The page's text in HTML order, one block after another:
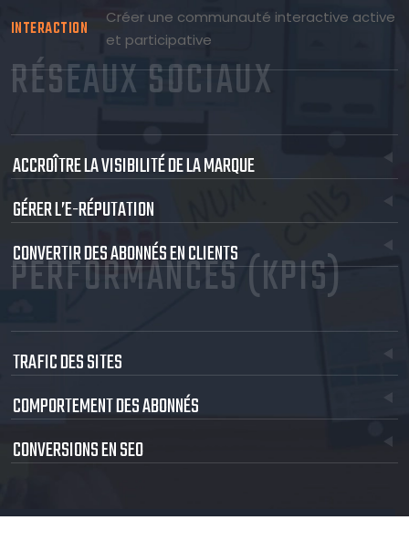
INTERACTION
Créer une communauté interactive active
et participative
RÉSEAUX SOCIAUX
ACCROÎTRE LA VISIBILITÉ DE LA MARQUE
GÉRER L’E-RÉPUTATION
CONVERTIR DES ABONNÉS EN CLIENTS
PERFORMANCES (KPIS)
TRAFIC DES SITES
COMPORTEMENT DES ABONNÉS
CONVERSIONS EN SEO